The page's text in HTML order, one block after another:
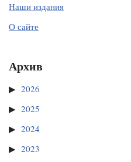
Наши издания
О сайте
Архив
2026
2025
2024
2023